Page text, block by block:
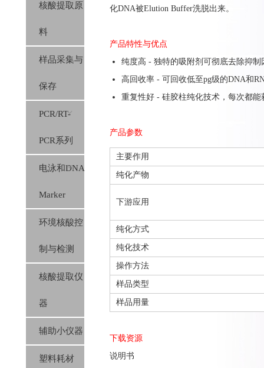
核酸提取原
料
样品采集与
保存
PCR/RT-
PCR系列
电泳和DNA
Marker
环境核酸控
制与检测
核酸提取仪
器
辅助小仪器
塑料耗材
化DNA被Elution Buffer洗脱出来。
产品特性与优点
纯度高 - 独特的吸附剂可彻底去除抑制
高回收率 - 可回收低至pg级的DNA和
重复性好 - 硅胶柱纯化技术，每次都能
产品参数
主要作用
纯化产物
下游应用
纯化方式
纯化技术
操作方法
样品类型
样品用量
下载资源
说明书